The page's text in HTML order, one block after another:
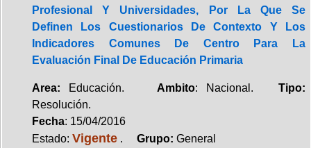
Profesional Y Universidades, Por La Que Se
Definen Los Cuestionarios De Contexto Y Los
Indicadores Comunes De Centro Para La
Evaluación Final De Educación Primaria
Area: Educación. Ambito: Nacional.Tipo:
Resolución.
Fecha: 15/04/2016
Estado: Vigente . Grupo: General